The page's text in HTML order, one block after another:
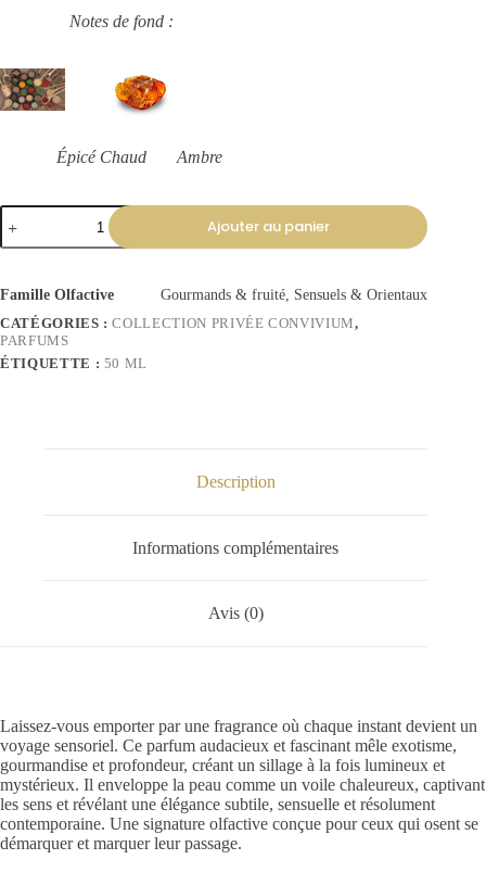
Notes de fond :
Épicé Chaud Ambre
Ajouter au panier
Famille Olfactive
Gourmands & fruité, Sensuels & Orientaux
CATÉGORIES :COLLECTION PRIVÉE CONVIVIUM,
PARFUMS
ÉTIQUETTE : 50 ML
Description
Informations complémentaires
Avis (0)
Laissez-vous emporter par une fragrance où chaque instant devient un
voyage sensoriel. Ce parfum audacieux et fascinant mêle exotisme,
gourmandise et profondeur, créant un sillage à la fois lumineux et
mystérieux. Il enveloppe la peau comme un voile chaleureux, captivant
les sens et révélant une élégance subtile, sensuelle et résolument
contemporaine. Une signature olfactive conçue pour ceux qui osent se
démarquer et marquer leur passage.